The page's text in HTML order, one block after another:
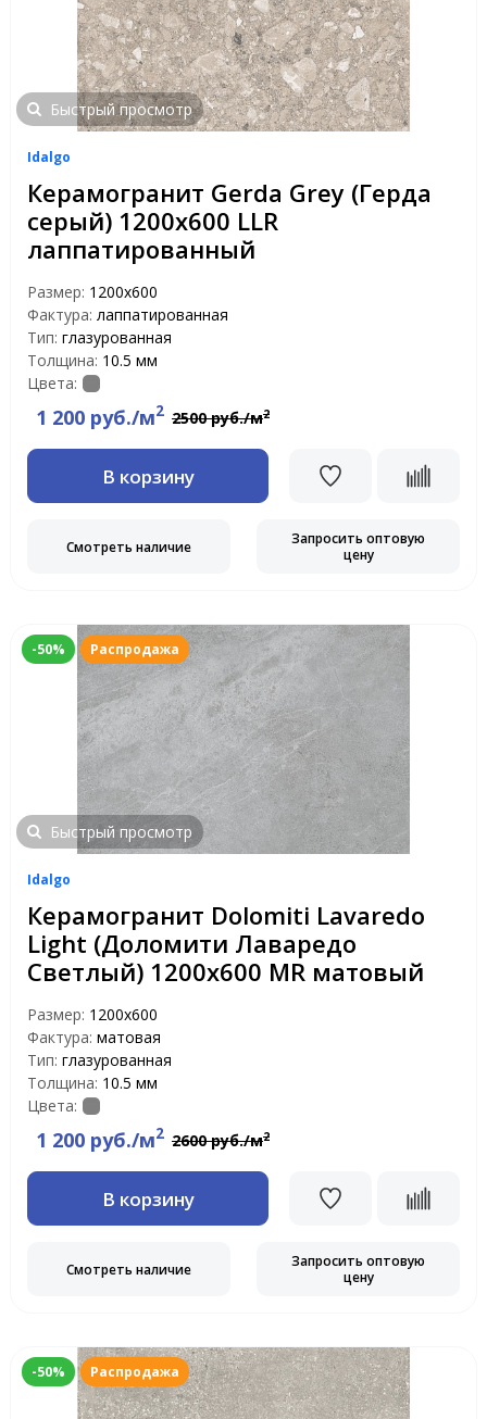
Быстрый просмотр
Idalgo
Керамогранит Gerda Grey (Герда
серый) 1200х600 LLR
лаппатированный
Размер: 1200х600
Фактура: лаппатированная
Тип: глазурованная
Толщина: 10.5 мм
Цвета:
1 200 руб./м2 2500 руб./м2
В корзину
Смотреть наличие
Запросить оптовую
цену
-50% Распродажа
Быстрый просмотр
Idalgo
Керамогранит Dolomiti Lavaredo
Light (Доломити Лаваредо
Светлый) 1200х600 MR матовый
Размер: 1200х600
Фактура: матовая
Тип: глазурованная
Толщина: 10.5 мм
Цвета:
1 200 руб./м2 2600 руб./м2
В корзину
Смотреть наличие
Запросить оптовую
цену
-50% Распродажа